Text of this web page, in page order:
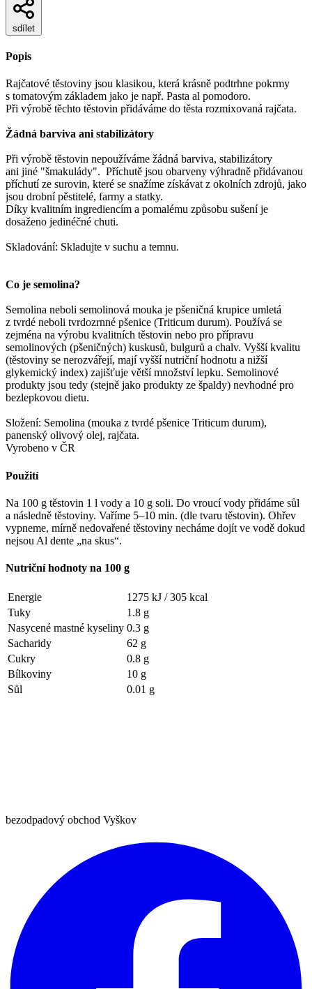
sdílet
Popis
Rajčatové těstoviny jsou klasikou, která krásně podtrhne pokrmy
s tomatovým základem jako je např. Pasta al pomodoro.
Při výrobě těchto těstovin přidáváme do těsta rozmixovaná rajčata.
Žádná barviva ani stabilizátory
Při výrobě těstovin nepoužíváme žádná barviva, stabilizátory
ani jiné "šmakulády". Příchutě jsou obarveny výhradně přidávanou
příchutí ze surovin, které se snažíme získávat z okolních zdrojů, jako
jsou drobní pěstitelé, farmy a statky.
Díky kvalitním ingrediencím a pomalému způsobu sušení je
dosaženo jedinéčné chuti.
Skladování: Skladujte v suchu a temnu.
Co je semolina?
Semolina neboli semolinová mouka je pšeničná krupice umletá
z tvrdé neboli tvrdozrnné pšenice (Triticum durum). Používá se
zejména na výrobu kvalitních těstovin nebo pro přípravu
semolinových (pšeničných) kuskusů, bulgurů a chalv. Vyšší kvalitu
(těstoviny se nerozvářejí, mají vyšší nutriční hodnotu a nižší
glykemický index) zajišťuje větší množství lepku. Semolinové
produkty jsou tedy (stejně jako produkty ze špaldy) nevhodné pro
bezlepkovou dietu.
Složení: Semolina (mouka z tvrdé pšenice Triticum durum),
panenský olivový olej, rajčata.
Vyrobeno v ČR
Použití
Na 100 g těstovin 1 l vody a 10 g soli. Do vroucí vody přidáme sůl
a následně těstoviny. Vaříme 5–10 min. (dle tvaru těstovin). Ohřev
vypneme, mírně nedovařené těstoviny necháme dojít ve vodě dokud
nejsou Al dente „na skus“.
Nutriční hodnoty na 100 g
Energie 1275 kJ /305 kcal
Tuky
1.8 g
Nasycené mastné kyseliny 0.3 g
Sacharidy
62 g
Cukry
0.8 g
Bílkoviny
10 g
Sůl
0.01 g
bezodpadový obchod Vyškov